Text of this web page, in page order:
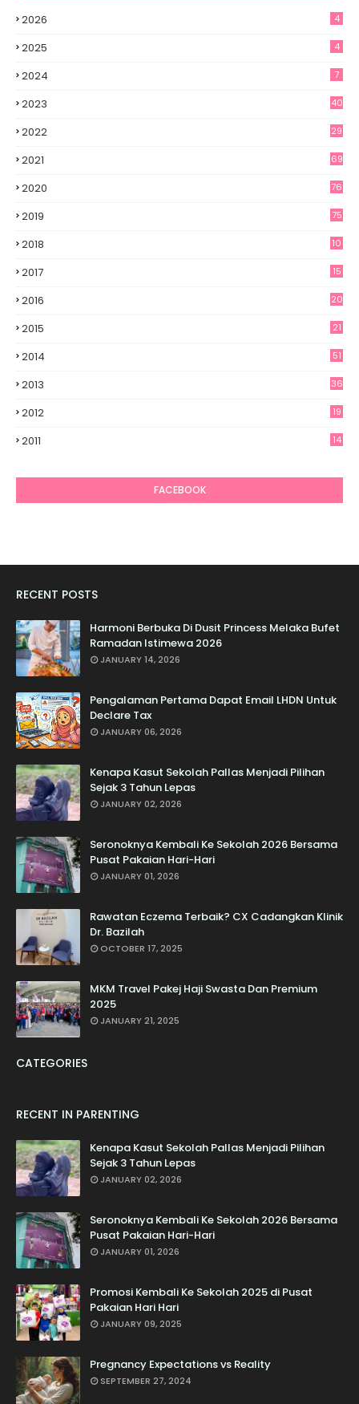
2026 4
2025 4
2024 7
2023 40
2022 29
2021 69
2020 76
2019 75
2018 10
2017 15
2016 20
2015 21
2014 51
2013 36
2012
19
2011
14
FACEBOOK
RECENT POSTS
Harmoni Berbuka Di Dusit Princess Melaka Bufet
Ramadan Istimewa 2026
JANUARY 14, 2026
Pengalaman Pertama Dapat Email LHDN Untuk
Declare Tax
JANUARY 06, 2026
Kenapa Kasut Sekolah Pallas Menjadi Pilihan
Sejak 3 Tahun Lepas
JANUARY 02, 2026
Seronoknya Kembali Ke Sekolah 2026 Bersama
Pusat Pakaian Hari-Hari
JANUARY 01, 2026
Rawatan Eczema Terbaik? CX Cadangkan Klinik
Dr. Bazilah
OCTOBER 17, 2025
MKM Travel Pakej Haji Swasta Dan Premium
2025
JANUARY 21, 2025
CATEGORIES
RECENT IN PARENTING
Kenapa Kasut Sekolah Pallas Menjadi Pilihan
Sejak 3 Tahun Lepas
JANUARY 02, 2026
Seronoknya Kembali Ke Sekolah 2026 Bersama
Pusat Pakaian Hari-Hari
JANUARY 01, 2026
Promosi Kembali Ke Sekolah 2025 di Pusat
Pakaian Hari Hari
JANUARY 09, 2025
Pregnancy Expectations vs Reality
SEPTEMBER 27, 2024